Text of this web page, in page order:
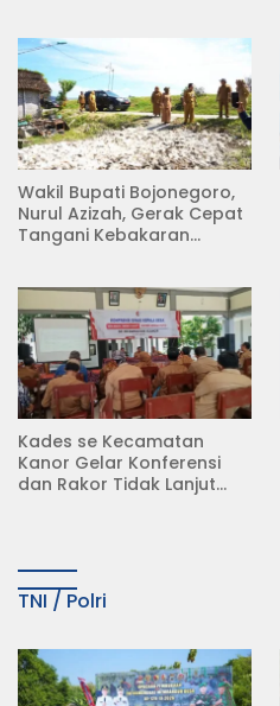
Wakil Bupati Bojonegoro,
Nurul Azizah, Gerak Cepat
Tangani Kebakaran
Kades se Kecamatan
Kanor Gelar Konferensi
dan Rakor Tidak Lanjut
TNI / Polri